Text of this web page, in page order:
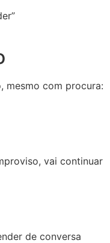
mesmo com procura:
vai continuar
de conversa